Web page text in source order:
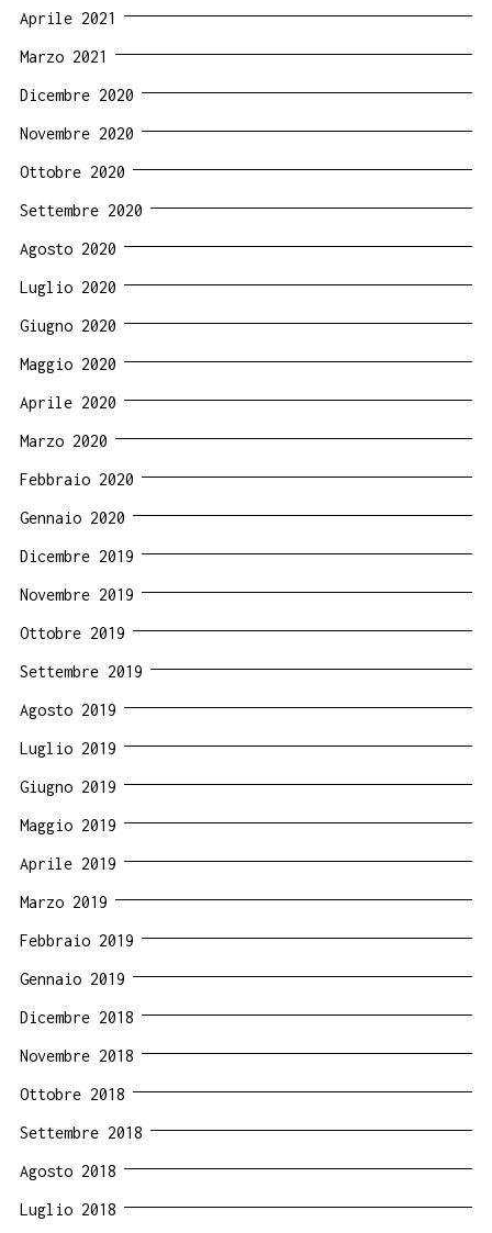
Aprile 2021
Marzo 2021
Dicembre 2020
Novembre 2020
Ottobre 2020
Settembre 2020
Agosto 2020
Luglio 2020
Giugno 2020
Maggio 2020
Aprile 2020
Marzo 2020
Febbraio 2020
Gennaio 2020
Dicembre 2019
Novembre 2019
Ottobre 2019
Settembre 2019
Agosto 2019
Luglio 2019
Giugno 2019
Maggio 2019
Aprile 2019
Marzo 2019
Febbraio 2019
Gennaio 2019
Dicembre 2018
Novembre 2018
Ottobre 2018
Settembre 2018
Agosto 2018
Luglio 2018